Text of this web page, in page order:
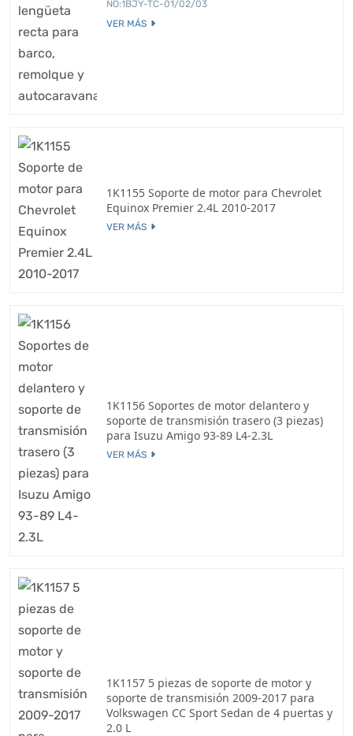
NO:1BJY-TC-01/02/03
VER MÁS
1K1155 Soporte de motor para Chevrolet
Equinox Premier 2.4L 2010-2017
VER MÁS
1K1156 Soportes de motor delantero y
soporte de transmisión trasero (3 piezas)
para Isuzu Amigo 93-89 L4-2.3L
VER MÁS
1K1157 5 piezas de soporte de motor y
soporte de transmisión 2009-2017 para
Volkswagen CC Sport Sedan de 4 puertas y
2.0 L